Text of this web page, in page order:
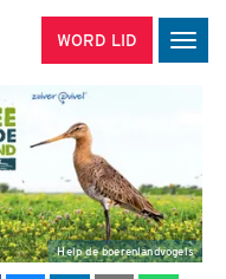
WORD LID
Help de boerenlandvogels